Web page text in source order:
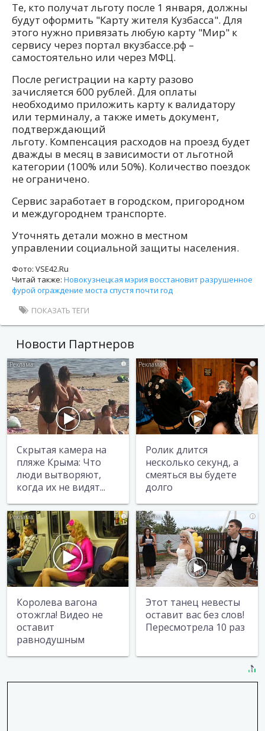
Те, кто получат льготу после 1 января, должны
будут оформить "Карту жителя Кузбасса". Для
этого нужно привязать любую карту "Мир" к
сервису через портал вкузбассе.рф –
самостоятельно или через МФЦ.
После регистрации на карту разово
зачисляется 600 рублей. Для оплаты
необходимо приложить карту к валидатору
или терминалу, а также иметь документ,
подтверждающий
льготу. Компенсация расходов на проезд будет
дважды в месяц в зависимости от льготной
категории (100% или 50%). Количество поездок
не ограничено.
Сервис заработает в городском, пригородном
и междугороднем транспорте.
Уточнять детали можно в местном
управлении социальной защиты населения.
Фото: VSE42.Ru
Читай также: Новокузнецкая мэрия восстановит разрушенное
фурой ограждение моста спустя почти год
ПОКАЗАТЬ ТЕГИ
Новости Партнеров
i
Скрытая камера на
пляже Крыма: Что
люди вытворяют,
когда их не видят...
i
Ролик длится
несколько секунд, а
смеяться вы будете
долго
i
Королева вагона
отожгла! Видео не
оставит
равнодушным
i
Этот танец невесты
оставит вас без слов!
Пересмотрела 10 раз